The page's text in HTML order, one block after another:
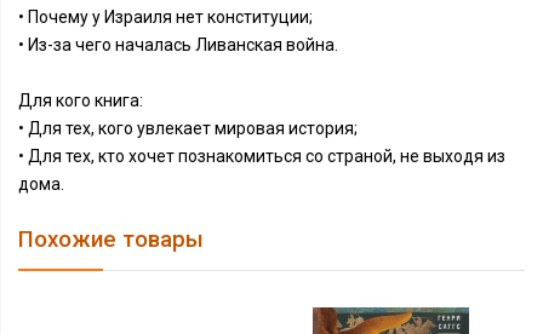
• Почему у Израиля нет конституции;
• Из-за чего началась Ливанская война.
Для кого книга:
• Для тех, кого увлекает мировая история;
• Для тех, кто хочет познакомиться со страной, не выходя из
дома.
Похожие товары